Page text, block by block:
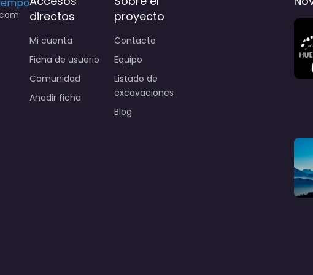
directos
Mi cuenta
Ficha de usuario
Comunidad
Añadir ficha
proyecto
Contacto
Equipo
Listado de
excavaciones
Blog